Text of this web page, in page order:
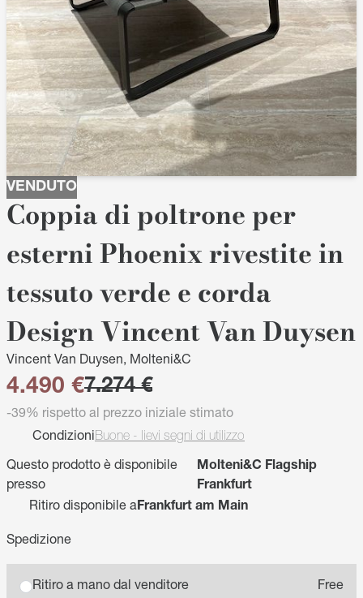
VENDUTO
Coppia di poltrone per
esterni Phoenix rivestite in
tessuto verde e corda
Design Vincent Van Duysen
Vincent Van Duysen, Molteni&C
4.490 €7.274 €
-39% rispetto al prezzo iniziale stimato
CondizioniBuone - lievi segni di utilizzo
Questo prodotto è disponibile
presso
Molteni&C Flagship
Frankfurt
Ritiro disponibile aFrankfurt am Main
Spedizione
Ritiro a mano dal venditore Free